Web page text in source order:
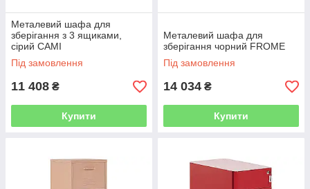
Металевий шафа для
зберігання з 3 ящиками,
сірий CAMI
Під замовлення
11 408 ₴
Купити
Металевий шафа для
зберігання чорний FROME
Під замовлення
14 034 ₴
Купити